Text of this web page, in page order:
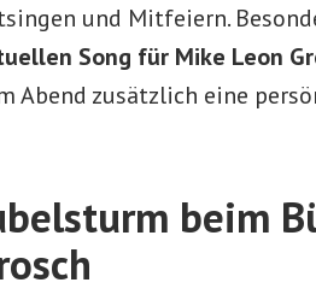
und Mitfeiern.
Song für Mike Leon
Abend zusätzlich eine
beim